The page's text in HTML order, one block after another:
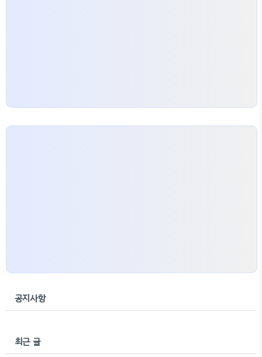
공지사항
최근 글